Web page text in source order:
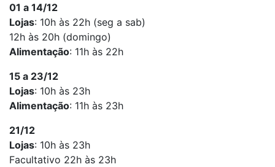
01 a 14/12
Lojas: 10h às 22h (seg a sab)
12h às 20h (domingo)
Alimentação: 11h às 22h
15 a 23/12
Lojas: 10h às 23h
Alimentação: 11h às 23h
21/12
Lojas: 10h às 23h
Facultativo 22h às 23h